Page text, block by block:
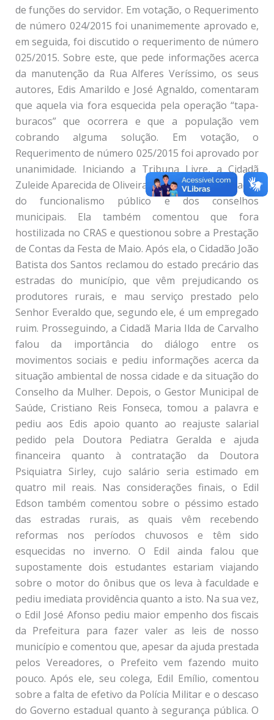
de funções do servidor. Em votação, o Requerimento
de número 024/2015 foi unanimemente aprovado e,
em seguida, foi discutido o requerimento de número
025/2015. Sobre este, que pede informações acerca
da manutenção da Rua Alferes Veríssimo, os seus
autores, Edis Amarildo e José Agnaldo, comentaram
que aquela via fora esquecida pela operação “tapa-
buracos” que ocorrera e que a população vem
cobrando alguma solução. Em votação, o
Requerimento de número 025/2015 foi aprovado por
unanimidade. Iniciando a Tribuna Livre, a Cidadã
Zuleide Aparecida de Oliveira pediu maior fiscalização
do funcionalismo público e dos conselhos
municipais. Ela também comentou que fora
hostilizada no CRAS e questionou sobre a Prestação
de Contas da Festa de Maio. Após ela, o Cidadão João
Batista dos Santos reclamou do estado precário das
estradas do município, que vêm prejudicando os
produtores rurais, e mau serviço prestado pelo
Senhor Everaldo que, segundo ele, é um empregado
ruim. Prosseguindo, a Cidadã Maria Ilda de Carvalho
falou da importância do diálogo entre os
movimentos sociais e pediu informações acerca da
situação ambiental de nossa cidade e da situação do
Conselho da Mulher. Depois, o Gestor Municipal de
Saúde, Cristiano Reis Fonseca, tomou a palavra e
pediu aos Edis apoio quanto ao reajuste salarial
pedido pela Doutora Pediatra Geralda e ajuda
financeira quanto à contratação da Doutora
Psiquiatra Sirley, cujo salário seria estimado em
quatro mil reais. Nas considerações finais, o Edil
Edson também comentou sobre o péssimo estado
das estradas rurais, as quais vêm recebendo
reformas nos períodos chuvosos e têm sido
esquecidas no inverno. O Edil ainda falou que
supostamente dois estudantes estariam viajando
sobre o motor do ônibus que os leva à faculdade e
pediu imediata providência quanto a isto. Na sua vez,
o Edil José Afonso pediu maior empenho dos fiscais
da Prefeitura para fazer valer as leis de nosso
município e comentou que, apesar da ajuda prestada
pelos Vereadores, o Prefeito vem fazendo muito
pouco. Após ele, seu colega, Edil Emílio, comentou
sobre a falta de efetivo da Polícia Militar e o descaso
do Governo estadual quanto à segurança pública. O